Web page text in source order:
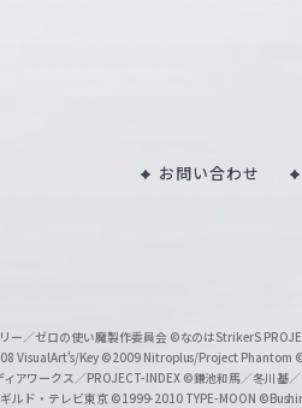
お問い合わせ
ー／ゼロの使い魔製作委員会 ©なのはStrikerS
VisualArt's/Key ©2009 Nitroplus/Project Phantom
アワークス／PROJECT-INDEX ©鎌池和馬／冬川基
ルド・テレビ東京 ©1999-2010 TYPE-MOON